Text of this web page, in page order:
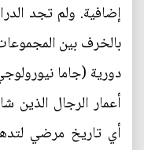
إضافية. ولم تجد
بالخرف بين
دورية (جاما
أي تاريخ مرضي